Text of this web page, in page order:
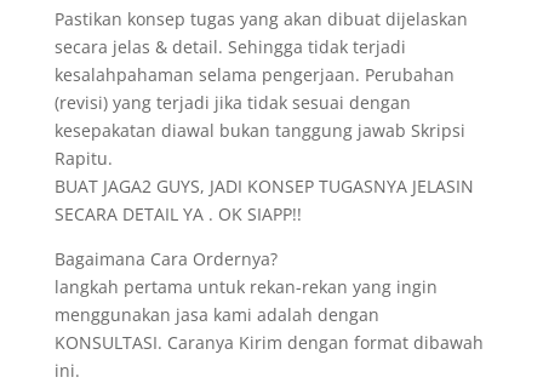
Pastikan konsep tugas yang akan dibuat dijelaskan
secara jelas & detail. Sehingga tidak terjadi
kesalahpahaman selama pengerjaan. Perubahan
(revisi) yang terjadi jika tidak sesuai dengan
kesepakatan diawal bukan tanggung jawab Skripsi
Rapitu.
BUAT JAGA2 GUYS, JADI KONSEP TUGASNYA JELASIN
SECARA DETAIL YA . OK SIAPP!!
Bagaimana Cara Ordernya?
langkah pertama untuk rekan-rekan yang ingin
menggunakan jasa kami adalah dengan
KONSULTASI. Caranya Kirim dengan format dibawah
ini.